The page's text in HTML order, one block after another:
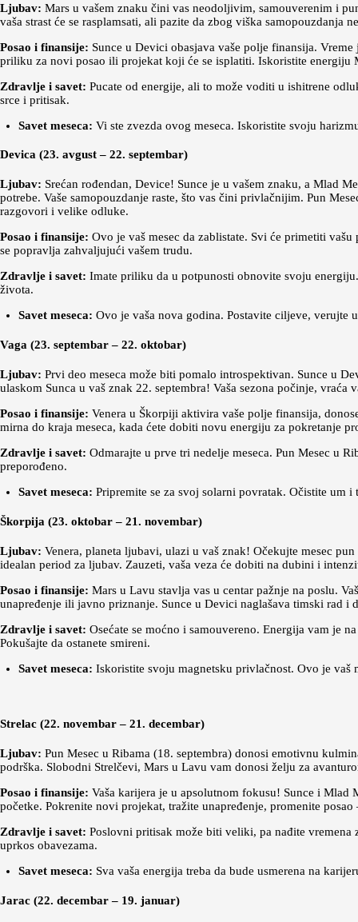
Ljubav: Mars u vašem znaku čini vas neodoljivim, samouverenim i
vaša strast će se rasplamsati, ali pazite da zbog viška samopouzdanja
Posao i finansije: Sunce u Devici obasjava vaše polje finansija.
priliku za novi posao ili projekat koji će se isplatiti. Iskoristite energiju
Zdravlje i savet: Pucate od energije, ali to može voditi u ishitrene
srce i pritisak.
Savet meseca: Vi ste zvezda ovog meseca. Iskoristite svoju
Devica (23. avgust – 22. septembar)
Ljubav: Srećan rođendan, Device! Sunce je u vašem znaku, a Mlad
potrebe. Vaše samopouzdanje raste, što vas čini privlačnijim. Pun
razgovori i velike odluke.
Posao i finansije: Ovo je vaš mesec da zablistate. Svi će primetiti
se popravlja zahvaljujući vašem trudu.
Zdravlje i savet: Imate priliku da u potpunosti obnovite svoju
života.
Savet meseca: Ovo je vaša nova godina. Postavite ciljeve, verujte
Vaga (23. septembar – 22. oktobar)
Ljubav: Prvi deo meseca može biti pomalo introspektivan. Sunce u
ulaskom Sunca u vaš znak 22. septembra! Vaša sezona počinje,
Posao i finansije: Venera u Škorpiji aktivira vaše polje finansija,
mirna do kraja meseca, kada ćete dobiti novu energiju za pokretanje
Zdravlje i savet: Odmarajte u prve tri nedelje meseca. Pun Mesec u
preporođeno.
Savet meseca: Pripremite se za svoj solarni povratak. Očistite um
Škorpija (23. oktobar – 21. novembar)
Ljubav: Venera, planeta ljubavi, ulazi u vaš znak! Očekujte mesec
idealan period za ljubav. Zauzeti, vaša veza će dobiti na dubini i
Posao i finansije: Mars u Lavu stavlja vas u centar pažnje na poslu.
unapređenje ili javno priznanje. Sunce u Devici naglašava timski rad i
Zdravlje i savet: Osećate se moćno i samouvereno. Energija vam je
Pokušajte da ostanete smireni.
Savet meseca: Iskoristite svoju magnetsku privlačnost. Ovo je vaš
Strelac (22. novembar – 21. decembar)
Ljubav: Pun Mesec u Ribama (18. septembra) donosi emotivnu
podrška. Slobodni Strelčevi, Mars u Lavu vam donosi želju za
Posao i finansije: Vaša karijera je u apsolutnom fokusu! Sunce i
početke. Pokrenite novi projekat, tražite unapređenje, promenite
Zdravlje i savet: Poslovni pritisak može biti veliki, pa nađite vremena
uprkos obavezama.
Savet meseca: Sva vaša energija treba da bude usmerena na
Jarac (22. decembar – 19. januar)